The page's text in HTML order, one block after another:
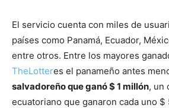
El servicio cuenta con miles de
países como Panamá, Ecuador,
entre otros. Entre los mayores
TheLotteres el panameño antes
salvadoreño que ganó $ 1 millón, un
ecuatoriano que ganaron cada uno $